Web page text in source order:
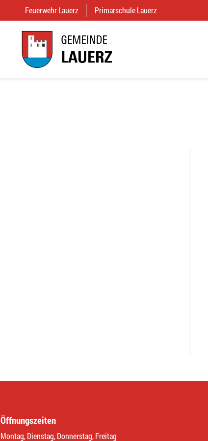
Feuerwehr Lauerz (External Link)
Primarschule Lauerz
Öffnungszeiten
Montag, Dienstag, Donnerstag, Freitag